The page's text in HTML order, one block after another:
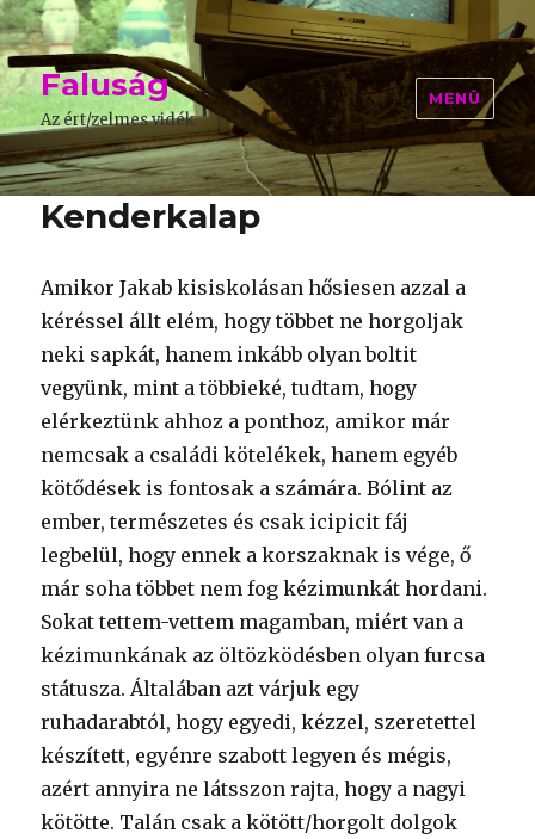
Faluság
Az ért/zelmes vidék
MENÜ
Kenderkalap
Amikor Jakab kisiskolásan hősiesen azzal a
kéréssel állt elém, hogy többet ne horgoljak
neki sapkát, hanem inkább olyan boltit
vegyünk, mint a többieké, tudtam, hogy
elérkeztünk ahhoz a ponthoz, amikor már
nemcsak a családi kötelékek, hanem egyéb
kötődések is fontosak a számára. Bólint az
ember, természetes és csak icipicit fáj
legbelül, hogy ennek a korszaknak is vége, ő
már soha többet nem fog kézimunkát hordani.
Sokat tettem-vettem magamban, miért van a
kézimunkának az öltözködésben olyan furcsa
státusza. Általában azt várjuk egy
ruhadarabtól, hogy egyedi, kézzel, szeretettel
készített, egyénre szabott legyen és mégis,
azért annyira ne látsszon rajta, hogy a nagyi
kötötte. Talán csak a kötött/horgolt dolgok